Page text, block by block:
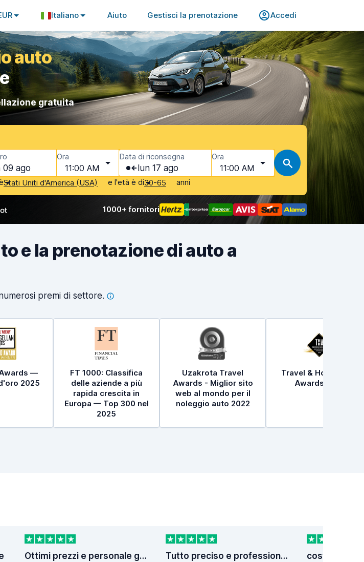
Italiano Aiuto Gestisci la prenotazione Accedi
auto
gratuita
09 ago
Ora
11:00 AM
Data di riconsegna
lun 17 ago
Ora
11:00 AM
Stati Uniti d'America (USA) e l'età è di30-65 anni
1000+ fornitori
e la prenotazione di auto a
premi di settore.
—
2025
FT 1000: Classifica
delle aziende a più
rapida crescita in
Europa — Top 300 nel
2025
Uzakrota Travel
Awards - Miglior sito
web al mondo per il
noleggio auto 2022
Travel & Hospitality
Awards 2021
Ottimi prezzi e personale gentile Tutto preciso e professionale costi